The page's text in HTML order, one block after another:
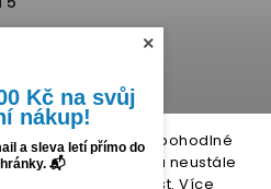
Vám umožnili pohodlné
provozu webu neustále
výkon a použitelnost. Více
Kč na svůj
nákup!
a sleva letí přímo do
📬